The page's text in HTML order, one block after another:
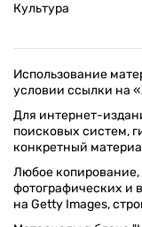
Культура
Использование
условии ссылки на
Для интернет-
поисковых систем,
конкретный
Любое копирование,
фотографических и
на Getty Images,